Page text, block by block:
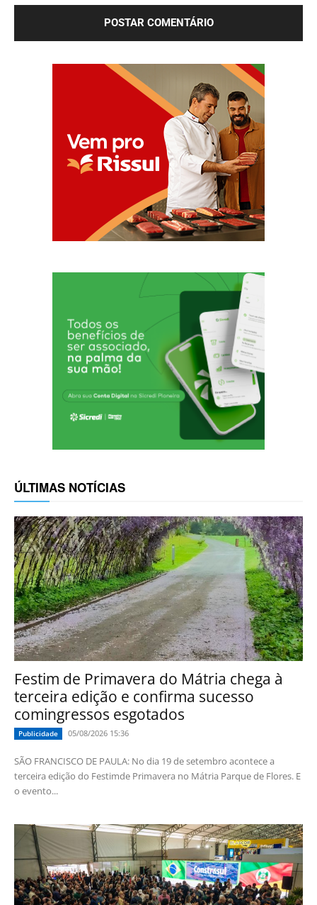
ÚLTIMAS NOTÍCIAS
Festim de Primavera do Mátria chega à
terceira edição e confirma sucesso
comingressos esgotados
Publicidade 05/08/2026 15:36
SÃO FRANCISCO DE PAULA: No dia 19 de setembro acontece a
terceira edição do Festimde Primavera no Mátria Parque de Flores. E
o evento...